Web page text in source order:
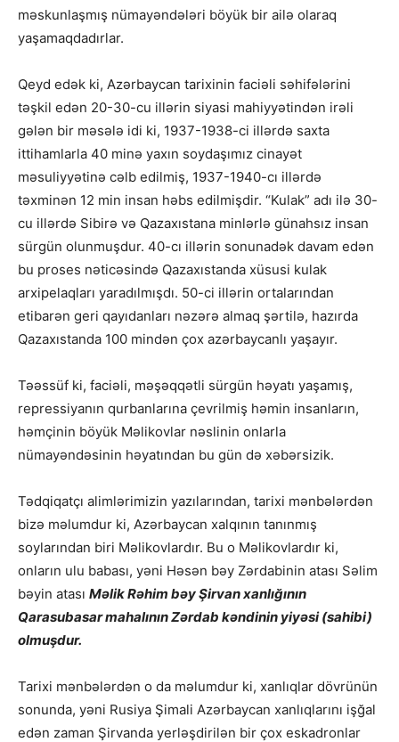
məskunlaşmış nümayəndələri böyük bir ailə olaraq
yaşamaqdadırlar.
Qeyd edək ki, Azərbaycan tarixinin faciəli səhifələrini
təşkil edən 20-30-cu illərin siyasi mahiyyətindən irəli
gələn bir məsələ idi ki, 1937-1938-ci illərdə saxta
ittihamlarla 40 minə yaxın soydaşımız cinayət
məsuliyyətinə cəlb edilmiş, 1937-1940-cı illərdə
təxminən 12 min insan həbs edilmişdir. “Kulak” adı ilə 30-
cu illərdə Sibirə və Qazaxıstana minlərlə günahsız insan
sürgün olunmuşdur. 40-cı illərin sonunadək davam edən
bu proses nəticəsində Qazaxıstanda xüsusi kulak
arxipelaqları yaradılmışdı. 50-ci illərin ortalarından
etibarən geri qayıdanları nəzərə almaq şərtilə, hazırda
Qazaxıstanda 100 mindən çox azərbaycanlı yaşayır.
Təəssüf ki, faciəli, məşəqqətli sürgün həyatı yaşamış,
repressiyanın qurbanlarına çevrilmiş həmin insanların,
həmçinin böyük Məlikovlar nəslinin onlarla
nümayəndəsinin həyatından bu gün də xəbərsizik.
Tədqiqatçı alimlərimizin yazılarından, tarixi mənbələrdən
bizə məlumdur ki, Azərbaycan xalqının tanınmış
soylarından biri Məlikovlardır. Bu o Məlikovlardır ki,
onların ulu babası, yəni Həsən bəy Zərdabinin atası Səlim
bəyin atası Məlik Rəhim bəy Şirvan xanlığının
Qarasubasar mahalının Zərdab kəndinin yiyəsi (sahibi)
olmuşdur.
Tarixi mənbələrdən o da məlumdur ki, xanlıqlar dövrünün
sonunda, yəni Rusiya Şimali Azərbaycan xanlıqlarını işğal
edən zaman Şirvanda yerləşdirilən bir çox eskadronlar